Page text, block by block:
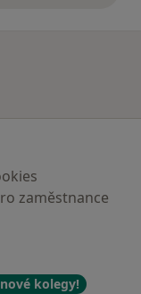
zaměstnance
kolegy!